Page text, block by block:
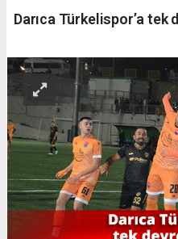
Darıca Türkelispor’a tek